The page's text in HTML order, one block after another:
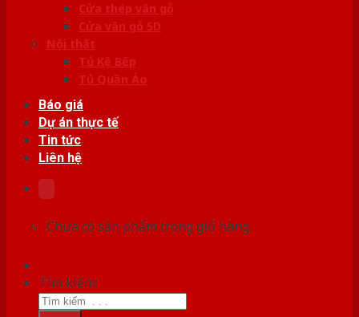
Cửa thép vân gỗ
Cửa vân gỗ 5D
Nội thất
Tủ Kệ Bếp
Tủ Quần Áo
Báo giá
Dự án thực tế
Tin tức
Liên hệ
Chưa có sản phẩm trong giỏ hàng.
Tìm kiếm: